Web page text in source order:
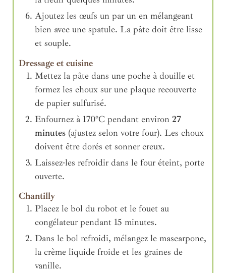
Ajoutez les œufs un par un en mélangeant
bien avec une spatule. La pâte doit être lisse
et souple.
Dressage et cuisine
Mettez la pâte dans une poche à douille et
formez les choux sur une plaque recouverte
de papier sulfurisé.
Enfournez à 170°C pendant environ 27
minutes (ajustez selon votre four). Les choux
doivent être dorés et sonner creux.
Laissez-les refroidir dans le four éteint, porte
ouverte.
Chantilly
Placez le bol du robot et le fouet au
congélateur pendant 15 minutes.
Dans le bol refroidi, mélangez le mascarpone,
la crème liquide froide et les graines de
vanille.